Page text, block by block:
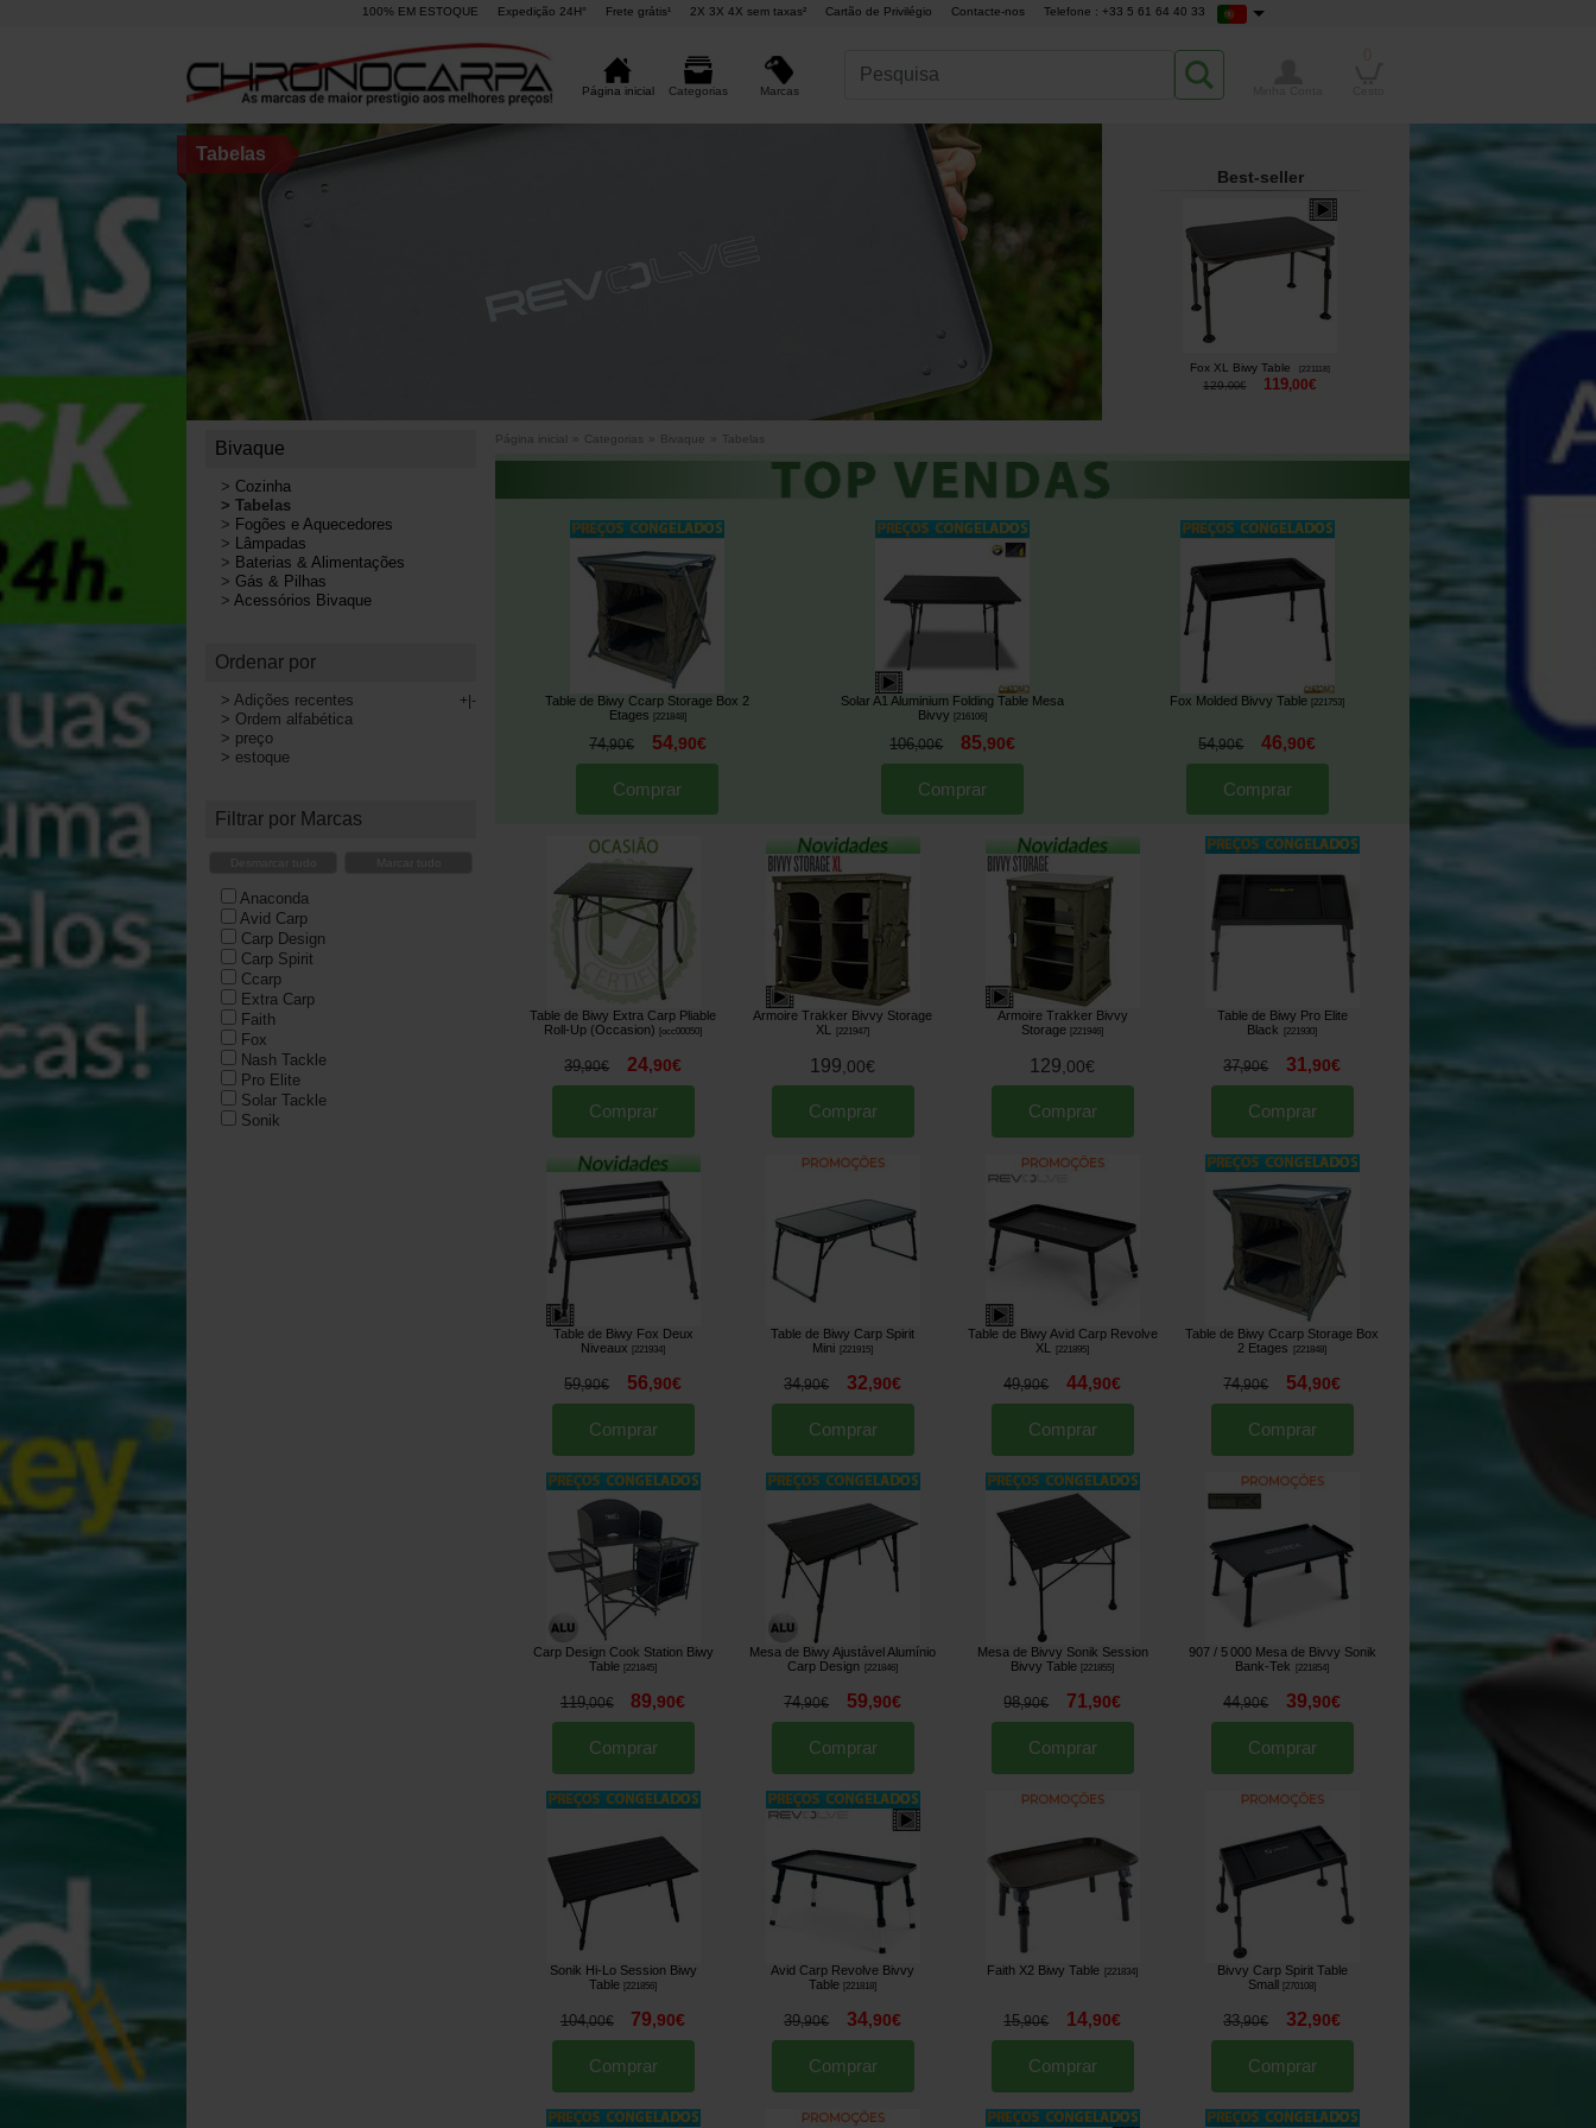
100% EM ESTOQUE Expedição 24H° Frete grátis¹ 2X 3X 4X sem taxas² Cartão de Privilégio Contacte-nos Telefone : +33 5 61 64 40 33
Página inicial Categorias Marcas
Best-seller
Fox XL Biwy Table [221118
129,00€ 119,00€
Tabelas
Bivaque
> Cozinha
> Tabelas
> Fogões e Aquecedores
> Lâmpadas
> Baterias & Alimentações
> Gás & Pilhas
> Acessórios Bivaque
Ordenar por
> Adições recentes +|-
> Ordem alfabética
> preço
> estoque
Filtrar por Marcas
Anaconda
Avid Carp
Carp Design
Carp Spirit
Ccarp
Extra Carp
Faith
Fox
Nash Tackle
Pro Elite
Solar Tackle
Sonik
Página inicial Categorias Bivaque Tabelas
Table de Biwy Ccarp Storage Box 2
Etages
221848]
74,90€ 54,90€
Comprar
Solar A1 Aluminium Folding Table Mesa
Bivvy
[216106]
106,00€ 85,90€
Comprar
Fox Molded Bivvy Table [221753]
54,90€ 46,90€
Comprar
Table de Biwy Extra Carp Pliable
Roll-Up (Occasion)
[occ00050]
39,90€ 24,90€
Comprar
Armoire Trakker Bivvy Storage
XL
221947]
199,00€
Comprar
Armoire Trakker Bivvy
Storage [221946]
129,00€
Comprar
Table de Biwy Pro Elite
Black
221930]
37,90€ 31,90€
Comprar
Table de Biwy Fox Deux
Niveaux
[221934]
59,90€ 56,90€
Comprar
Table de Biwy Carp Spirit
Mini
221915]
34,90€ 32,90€
Comprar
Table de Biwy Avid Carp Revolve
XL
221895]
49,90€ 44,90€
Comprar
Table de Biwy Ccarp Storage Box
2 Etages
221848]
74,90€ 54,90€
Comprar
Carp Design Cook Station Biwy
Table [221845]
119,00€ 89,90€
Comprar
Mesa de Biwy Ajustável Alumínio
Carp Design
221846]
74,90€ 59,90€
Comprar
Mesa de Bivvy Sonik Session
Bivvy Table [221855]
98,90€ 71,90€
Comprar
907 / 5 000 Mesa de Bivvy Sonik
Bank-Tek
221854]
44,90€ 39,90€
Comprar
Sonik Hi-Lo Session Biwy
Table [221856]
104,00€ 79,90€
Comprar
Avid Carp Revolve Bivvy
Table [221818]
39,90€ 34,90€
Comprar
Faith X2 Biwy Table 221834]
15,90€ 14,90€
Comprar
Bivvy Carp Spirit Table
Small
[270108]
33,90€ 32,90€
Comprar